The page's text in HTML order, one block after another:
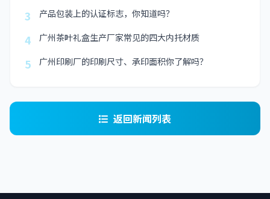
3 产品包装上的认证标志，你知道吗？
4 广州茶叶礼盒生产厂家常见的四大内托材质
5 广州印刷厂的印刷尺寸、承印面积你了解吗？
返回新闻列表